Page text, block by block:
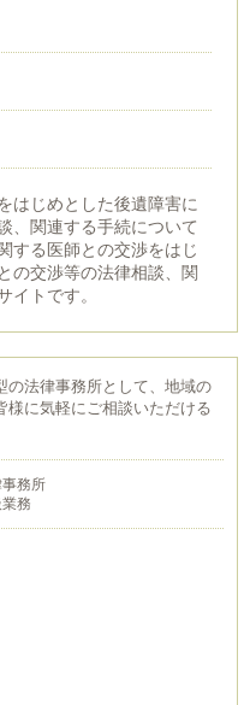
の法律事務所として、地域の
様に気軽にご相談いただける
務所
務
はじめとした後遺障害に
、関連する手続について
する医師との交渉をはじ
の交渉等の法律相談、関
イトです。